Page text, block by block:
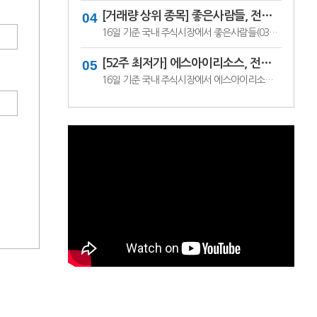
[거래량 상위 종목] 좋은사람들, 전일비 29.90% ↑... 현재가 530원
16일 기준 국내 주식시장에서 좋은사람들(033340)이 전일비 ▲122원(29.90%) 오른 530원에 거래 중이다.좋은사람들은 내의류와 언더웨어 등을 제조·판매하는 의류 전문기업이다. 소비 경기와 브랜드 판매 흐름, 수급 변화에 따라 주가 변동성이 나타날 수 있다.이어 씨피시스템(413630, 3360원, ▲370, 12.37%), 조아제약(034940, 625원, ▲53, 9.27%), 웰크..
[52주 최저가] 에스아이리소스, 전일비 29.78.% ↓... 현재가 125원
16일 기준 국내 주식시장에서 에스아이리소스(065420)가 전일비 ▼53원(-29.78%) 내린 125원에 거래 중이다.에스아이리소스는 자원개발 및 에너지 관련 사업을 영위하는 기업으로, 원자재 가격과 에너지 수급 흐름에 따라 주가 변동성이 나타날 수 있다. 최근 투자심리 위축과 수급 변화가 맞물리며 52주 최저가를 기록한 것으로 보인다.이어 레몬..